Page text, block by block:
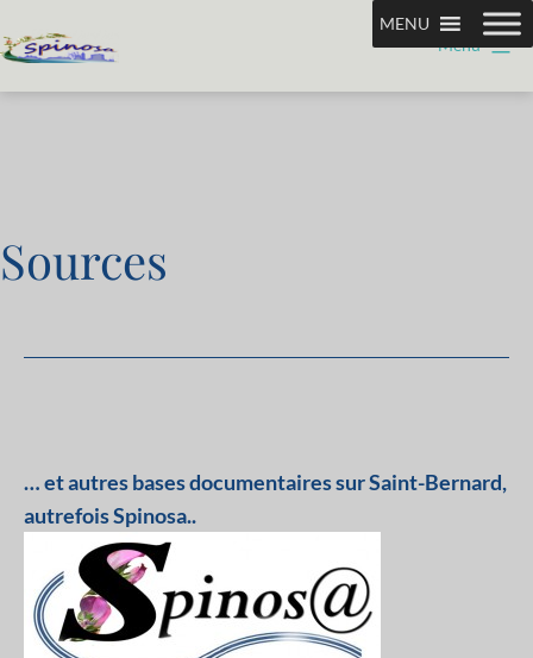
au
Menu
MENU
Sources
… et autres bases documentaires sur Saint-Bernard,
autrefois Spinosa..